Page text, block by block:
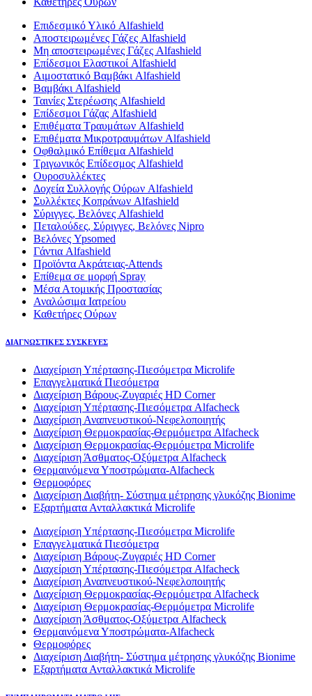
Επιδεσμικό Υλικό Alfashield
Αποστειρωμένες Γάζες Alfashield
Μη αποστειρωμένες Γάζες Alfashield
Επίδεσμοι Ελαστικοί Alfashield
Αιμοστατικό Βαμβάκι Alfashield
Βαμβάκι Alfashield
Ταινίες Στερέωσης Alfashield
Επίδεσμοι Γάζας Alfashield
Επιθέματα Τραυμάτων Alfashield
Επιθέματα Μικροτραυμάτων Alfashield
Οφθαλμικό Eπίθεμα Alfashield
Τριγωνικός Επίδεσμος Alfashield
Ουροσυλλέκτες
Δοχεία Συλλογής Ούρων Alfashield
Συλλέκτες Κοπράνων Alfashield
Σύριγγες, Βελόνες Alfashield
Πεταλούδες, Σύριγγες, Βελόνες Nipro
Βελόνες Ypsomed
Γάντια Alfashield
Προϊόντα Ακράτειας-Attends
Επίθεμα σε μορφή Spray
Μέσα Ατομικής Προστασίας
Αναλώσιμα Ιατρείου
Καθετήρες Ούρων
ΔΙΑΓΝΩΣΤΙΚΕΣ ΣΥΣΚΕΥΕΣ
Διαχείριση Υπέρτασης-Πιεσόμετρα Microlife
Επαγγελματικά Πιεσόμετρα
Διαχείριση Βάρους-Ζυγαριές HD Corner
Διαχείριση Υπέρτασης-Πιεσόμετρα Alfacheck
Διαχείριση Αναπνευστικού-Νεφελοποιητής
Διαχείριση Θερμοκρασίας-Θερμόμετρα Alfacheck
Διαχείριση Θερμοκρασίας-Θερμόμετρα Microlife
Διαχείριση Άσθματος-Οξύμετρα Alfacheck
Θερμαινόμενα Υποστρώματα-Alfacheck
Θερμοφόρες
Διαχείριση Διαβήτη- Σύστημα μέτρησης γλυκόζης Bionime
Εξαρτήματα Ανταλλακτικά Microlife
Διαχείριση Υπέρτασης-Πιεσόμετρα Microlife
Επαγγελματικά Πιεσόμετρα
Διαχείριση Βάρους-Ζυγαριές HD Corner
Διαχείριση Υπέρτασης-Πιεσόμετρα Alfacheck
Διαχείριση Αναπνευστικού-Νεφελοποιητής
Διαχείριση Θερμοκρασίας-Θερμόμετρα Alfacheck
Διαχείριση Θερμοκρασίας-Θερμόμετρα Microlife
Διαχείριση Άσθματος-Οξύμετρα Alfacheck
Θερμαινόμενα Υποστρώματα-Alfacheck
Θερμοφόρες
Διαχείριση Διαβήτη- Σύστημα μέτρησης γλυκόζης Bionime
Εξαρτήματα Ανταλλακτικά Microlife